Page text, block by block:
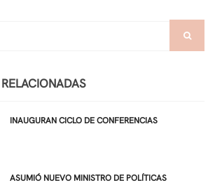
INAUGURAN CICLO DE CONFERENCIAS
ASUMIÓ NUEVO MINISTRO DE POLÍTICAS